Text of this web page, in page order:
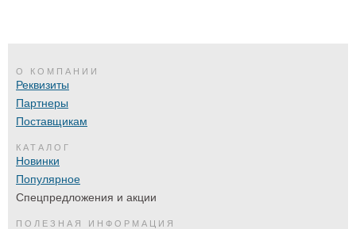
О КОМПАНИИ
Реквизиты
Партнеры
Поставщикам
КАТАЛОГ
Новинки
Популярное
Спецпредложения и акции
ПОЛЕЗНАЯ ИНФОРМАЦИЯ